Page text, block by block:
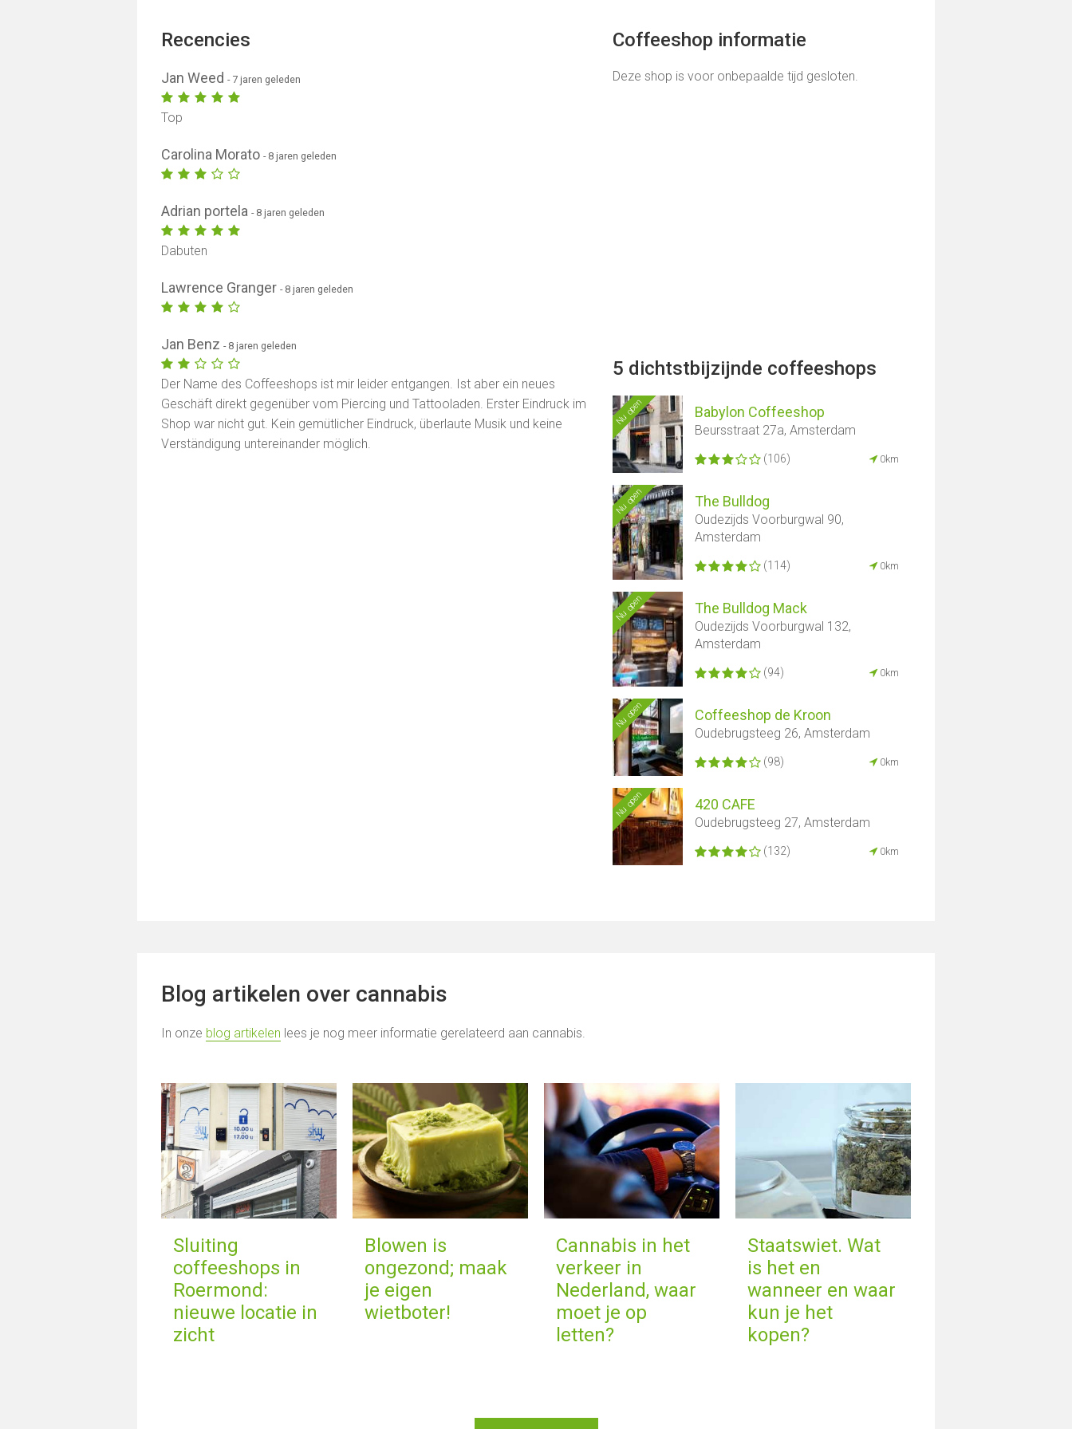
Coffeeshop informatie
Deze shop is voor onbepaalde tijd gesloten.
5 dichtstbijzijnde coffeeshops
Nu open Babylon Coffeeshop
Beursstraat 27a, Amsterdam
(106) 0km
Nu open The Bulldog
Oudezijds Voorburgwal 90,
Amsterdam
(114) 0km
Nu open The Bulldog Mack
Oudezijds Voorburgwal 132,
Amsterdam
(94) 0km
Nu open Coffeeshop de Kroon
Oudebrugsteeg 26, Amsterdam
(98) 0km
Nu open 420 CAFE
Oudebrugsteeg 27, Amsterdam
(132) 0km
Recencies
Jan Weed- 7 jaren geleden
Top
Carolina Morato- 8 jaren geleden
Adrian portela- 8 jaren geleden
Dabuten
Lawrence Granger- 8 jaren geleden
Jan Benz- 8 jaren geleden
Der Name des Coffeeshops ist mir leider entgangen. Ist aber ein neues
Geschäft direkt gegenüber vom Piercing und Tattooladen. Erster Eindruck im
Shop war nicht gut. Kein gemütlicher Eindruck, überlaute Musik und keine
Verständigung untereinander möglich.
Blog artikelen over cannabis
In onze blog artikelen lees je nog meer informatie gerelateerd aan cannabis.
Sluiting
coffeeshops in
Roermond:
nieuwe locatie in
zicht
Blowen is
ongezond; maak
je eigen
wietboter!
Cannabis in het
verkeer in
Nederland, waar
moet je op
letten?
Staatswiet. Wat
is het en
wanneer en waar
kun je het
kopen?